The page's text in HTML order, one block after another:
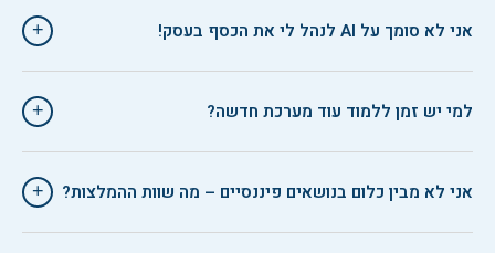
אני לא סומך על AI לנהל לי את הכסף בעסק! +
למי יש זמן ללמוד עוד מערכת חדשה? +
אני לא מבין כלום בנושאים פיננסיים – מה שוות ההמלצות? +